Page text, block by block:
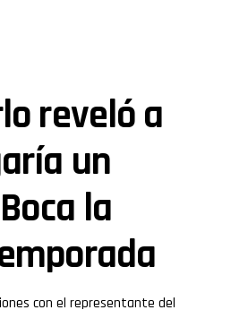
reveló a
un
la
con el representante del